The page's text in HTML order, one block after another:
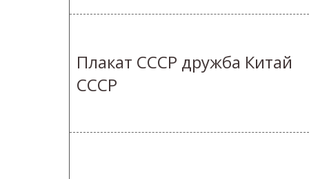
Плакат СССР дружба Китай
СССР